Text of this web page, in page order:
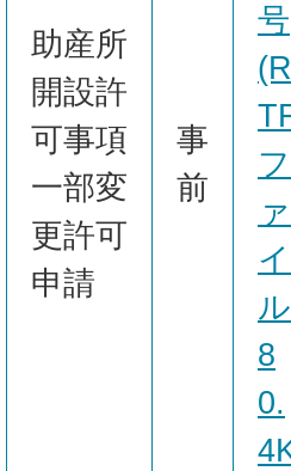
助産所
開設許
可事項
一部変
更許可
申請
事
前
号
(R
フ
ァ
イ
8
0.